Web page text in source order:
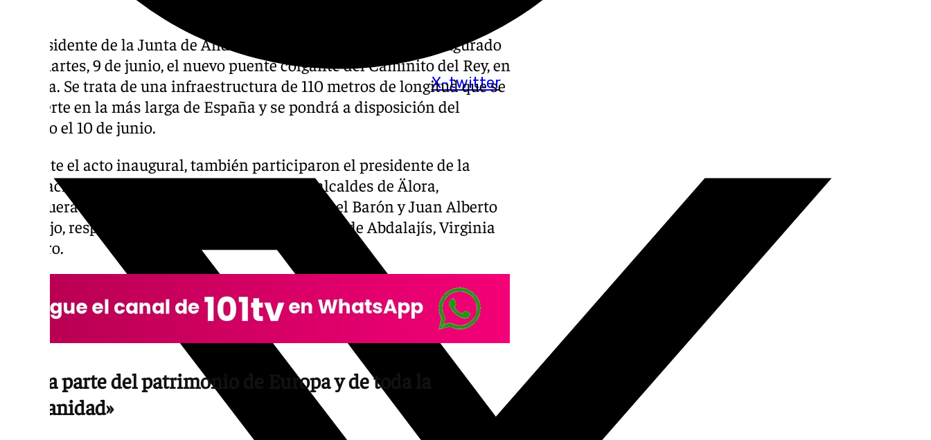
X-twitter
El presidente de la Junta de Andalucía, Juanma Moreno, ha inaugurado
este martes, 9 de junio, el nuevo puente colgante del Caminito del Rey, en
Málaga. Se trata de una infraestructura de 110 metros de longitud que se
convierte en la más larga de España y se pondrá a disposición del
público el 10 de junio.
Durante el acto inaugural, también participaron el presidente de la
Diputación de Málaga, Francisco Salado; los alcaldes de Älora,
Antequera y Ardales, Francisco Martínes, Manuel Barón y Juan Alberto
Naranjo, respectivamente; y la alcaldesa de Valle de Abdalajís, Virginia
Romero.
«Es ya parte del patrimonio de Europa y de toda la
humanidad»